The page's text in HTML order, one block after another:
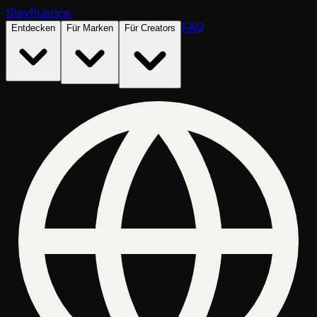
Stayfluence.
Entdecken Für Marken Für Creators FAQ